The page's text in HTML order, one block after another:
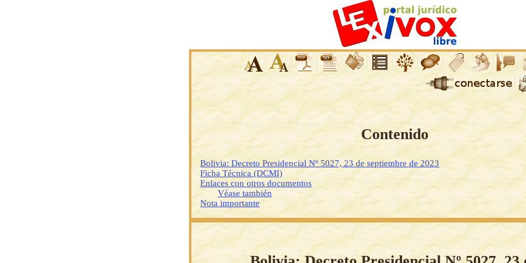
Contenido
Bolivia: Decreto Presidencial Nº 5027, 23 de septiembre de 2023
Ficha Técnica (DCMI)
Enlaces con otros documentos
Véase también
Nota importante